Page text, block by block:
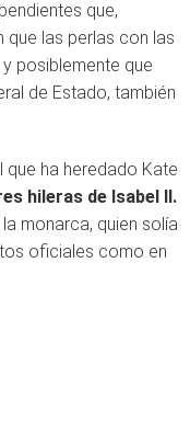
que,
que las perlas con las
posiblemente que
de Estado, también
que ha heredado Kate
hileras de Isabel II.
monarca, quien solía
oficiales como en